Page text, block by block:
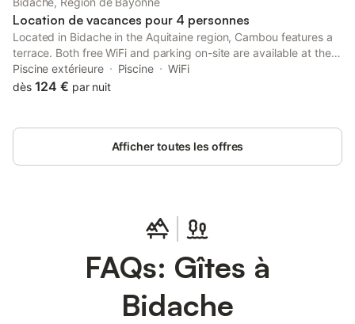
Location de vacances pour 4 personnes
Located in Bidache in the Aquitaine region, Cambou features a
terrace. Both free WiFi and parking on-site are available at the
holiday home free of charge. The property is non-smoking and
is set 37 km from Dax Train Station.
Piscine extérieure Piscine
WiFi
dès 124 € par nuit
Afficher toutes les offres
FAQs: Gîtes à
Bidache